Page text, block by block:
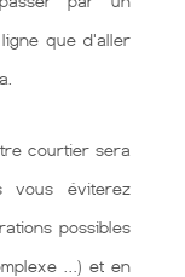
que d'aller
courtier sera
vous éviterez
possibles
…) et en